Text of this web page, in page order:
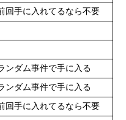
回手に入れてるなら不要
ンダム事件で手に入る
ンダム事件で手に入る
回手に入れてるなら不要